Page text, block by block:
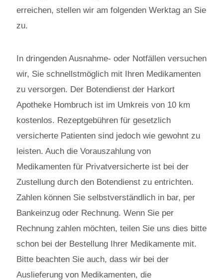
erreichen, stellen wir am folgenden Werktag an Sie
zu.
In dringenden Ausnahme- oder Notfällen versuchen
wir, Sie schnellstmöglich mit Ihren Medikamenten
zu versorgen. Der Botendienst der Harkort
Apotheke Hombruch ist im Umkreis von 10 km
kostenlos. Rezeptgebühren für gesetzlich
versicherte Patienten sind jedoch wie gewohnt zu
leisten. Auch die Vorauszahlung von
Medikamenten für Privatversicherte ist bei der
Zustellung durch den Botendienst zu entrichten.
Zahlen können Sie selbstverständlich in bar, per
Bankeinzug oder Rechnung. Wenn Sie per
Rechnung zahlen möchten, teilen Sie uns dies bitte
schon bei der Bestellung Ihrer Medikamente mit.
Bitte beachten Sie auch, dass wir bei der
Auslieferung von Medikamenten, die